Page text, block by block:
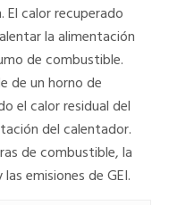
calor recuperado
la alimentación
de combustible.
de un horno de
el calor residual del
del calentador.
de combustible, la
emisiones de GEI.